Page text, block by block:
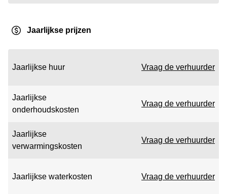
Jaarlijkse prijzen
Jaarlijkse huur Vraag de verhuurder
Jaarlijkse
onderhoudskosten
Vraag de verhuurder
Jaarlijkse
verwarmingskosten
Vraag de verhuurder
Jaarlijkse waterkosten Vraag de verhuurder